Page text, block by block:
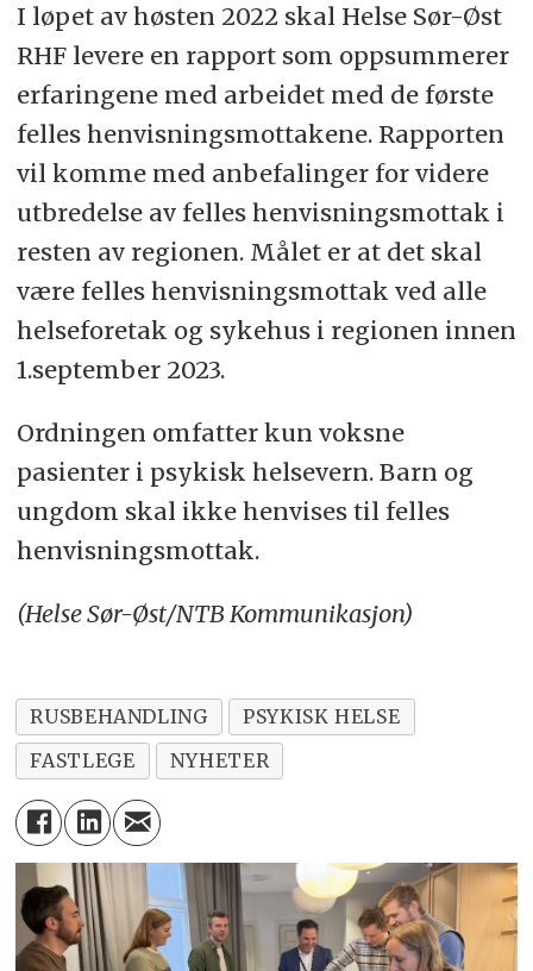
I løpet av høsten 2022 skal Helse Sør-Øst
RHF levere en rapport som oppsummerer
erfaringene med arbeidet med de første
felles henvisningsmottakene. Rapporten
vil komme med anbefalinger for videre
utbredelse av felles henvisningsmottak i
resten av regionen. Målet er at det skal
være felles henvisningsmottak ved alle
helseforetak og sykehus i regionen innen
1.september 2023.
Ordningen omfatter kun voksne
pasienter i psykisk helsevern. Barn og
ungdom skal ikke henvises til felles
henvisningsmottak.
(Helse Sør-Øst/NTB Kommunikasjon)
RUSBEHANDLING
PSYKISK HELSE
FASTLEGE
NYHETER